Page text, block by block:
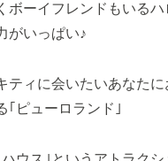
ボーイフレンドもいるハ
がいっぱい♪
ティに会いたいあなたに
｢ピューロランド｣